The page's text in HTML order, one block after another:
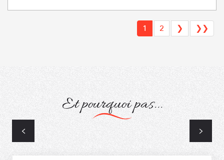
1 2 ❯ ❯❯
Et pourquoi pas...